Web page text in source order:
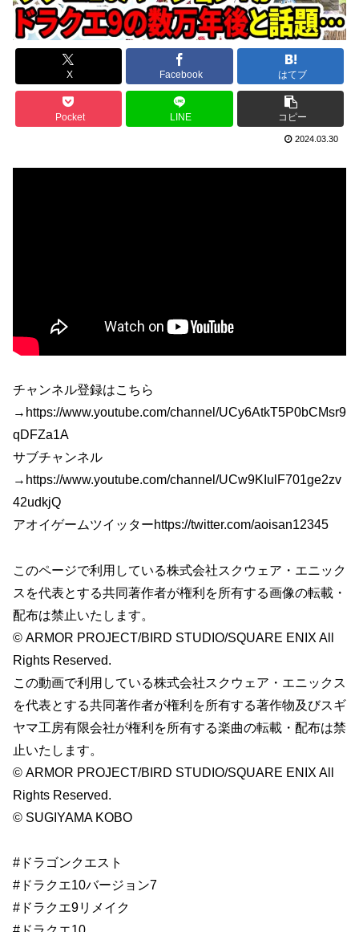
X Facebook はてブ
Pocket LINE コピー
2024.03.30
チャンネル登録はこちら
→https://www.youtube.com/channel/UCy6AtkT5P0bCMsr9
qDFZa1A
サブチャンネル
→https://www.youtube.com/channel/UCw9KIulF701ge2zv
42udkjQ
アオイゲームツイッターhttps://twitter.com/aoisan12345
このページで利用している株式会社スクウェア・エニック
スを代表とする共同著作者が権利を所有する画像の転載・
配布は禁止いたします。
© ARMOR PROJECT/BIRD STUDIO/SQUARE ENIX All
Rights Reserved.
この動画で利用している株式会社スクウェア・エニックス
を代表とする共同著作者が権利を所有する著作物及びスギ
ヤマ工房有限会社が権利を所有する楽曲の転載・配布は禁
止いたします。
© ARMOR PROJECT/BIRD STUDIO/SQUARE ENIX All
Rights Reserved.
© SUGIYAMA KOBO
#ドラゴンクエスト
#ドラクエ10バージョン7
#ドラクエ9リメイク